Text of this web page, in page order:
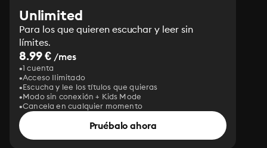
Unlimited
Para los que quieren escuchar y leer sin
límites.
8.99 € /mes
1 cuenta
Acceso Ilimitado
Escucha y lee los títulos que quieras
Modo sin conexión + Kids Mode
Cancela en cualquier momento
Pruébalo ahora